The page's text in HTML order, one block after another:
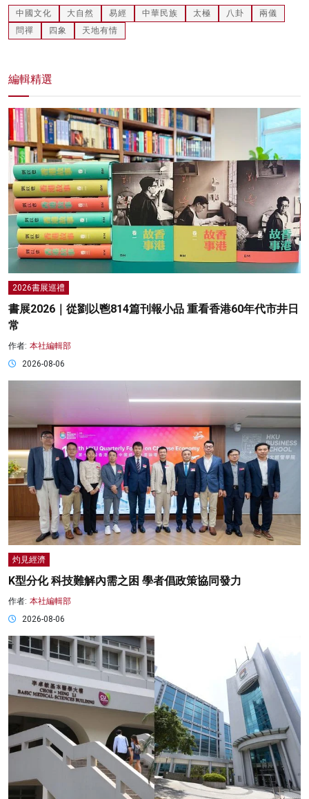
中國文化 大自然 易經 中華民族 太極 八卦
兩儀
問禪
四象 天地有情
編輯精選
2026書展巡禮
書展2026｜從劉以鬯814篇刊報小品 重看香港60年代市井日
常
作者: 本社編輯部
2026-08-06
灼見經濟
K型分化 科技難解內需之困 學者倡政策協同發力
作者: 本社編輯部
2026-08-06